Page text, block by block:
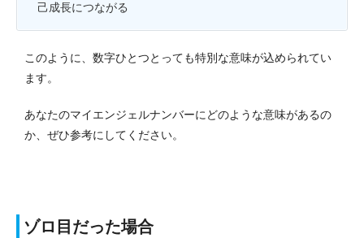
己成長につながる
このように、数字ひとつとっても特別な意味が込められてい
ます。
あなたのマイエンジェルナンバーにどのような意味があるの
か、ぜひ参考にしてください。
ゾロ目だった場合